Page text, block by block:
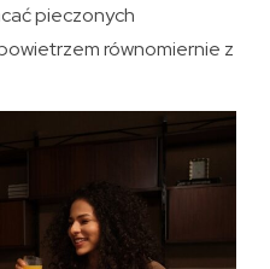
pieczonych
równomiernie z